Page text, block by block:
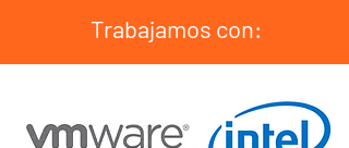
Trabajamos con: